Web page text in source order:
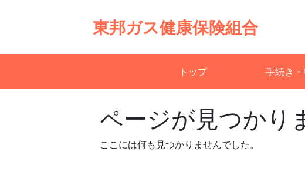
東邦ガス健康保険組合
トップ 手続き
ページが見つかり
ここには何も見つかりませんでした。